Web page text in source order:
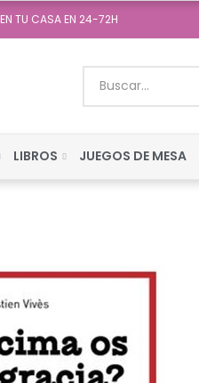
EN TU CASA EN 24-72H
LIBROS JUEGOS DE MESA